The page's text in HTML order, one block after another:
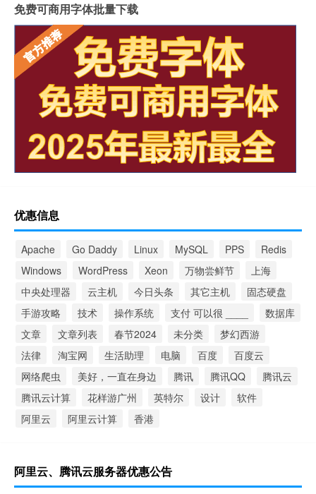
免费可商用字体批量下载
优惠信息
Apache Go Daddy Linux MySQL PPS
Redis
Windows
WordPress Xeon 万物尝鲜节
上海
中央处理器
云主机 今日头条 其它主机
固态硬盘
手游攻略
技术 操作系统 支付 可以很 ____
数据库
文章
文章列表 春节2024 未分类
梦幻西游
法律
淘宝网 生活助理 电脑 百度
百度云
网络爬虫
美好，一直在身边 腾讯 腾讯QQ
腾讯云
腾讯云计算
花样游广州 英特尔 设计
软件
阿里云
阿里云计算 香港
阿里云、腾讯云服务器优惠公告